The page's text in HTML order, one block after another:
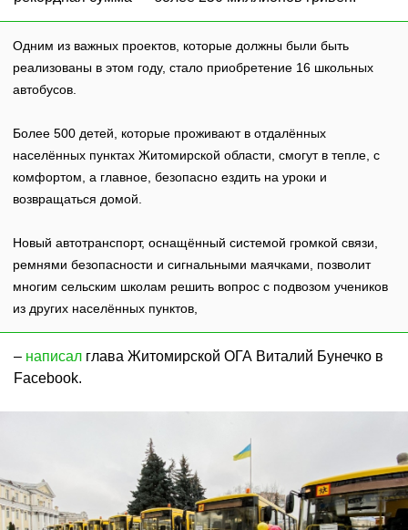
Одним из важных проектов, которые должны были быть
реализованы в этом году, стало приобретение 16 школьных
автобусов.
Более 500 детей, которые проживают в отдалённых
населённых пунктах Житомирской области, смогут в тепле, с
комфортом, а главное, безопасно ездить на уроки и
возвращаться домой.
Новый автотранспорт, оснащённый системой громкой связи,
ремнями безопасности и сигнальными маячками, позволит
многим сельским школам решить вопрос с подвозом учеников
из других населённых пунктов,
– написал глава Житомирской ОГА Виталий Бунечко в
Facebook.